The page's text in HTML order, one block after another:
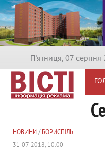
П'ятниця, 07 серпня
НОВИНИ/ БОРИСПІЛЬ
31-07-2018, 10:00